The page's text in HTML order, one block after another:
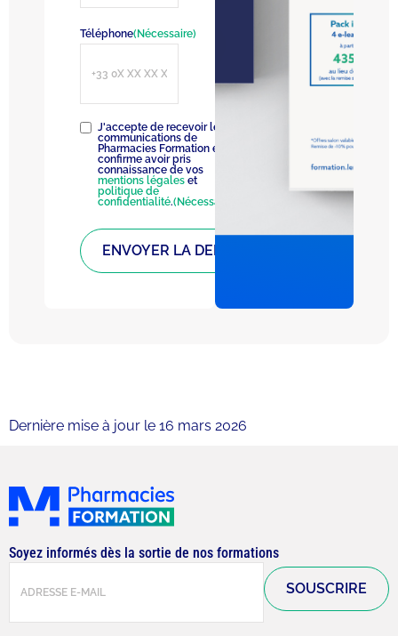
Téléphone(Nécessaire)
RGPD(Nécessaire)
J'accepte de recevoir les
communications de
Pharmacies Formation et
confirme avoir pris
connaissance de vos
mentions légales et
politique de
confidentialité.(Nécessaire)
Dernière mise à jour le 16 mars 2026
Soyez informés dès la sortie de nos formations
E-